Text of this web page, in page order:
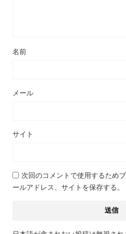
名前
メール
サイト
次回のコメントで使用するため
ールアドレス、サイトを保存する。